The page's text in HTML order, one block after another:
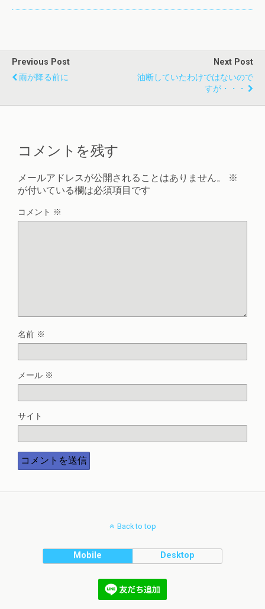
Previous Post
雨が降る前に
Next Post
油断していたわけではないので
すが・・・
コメントを残す
メールアドレスが公開されることはありません。
※
が付いている欄は必須項目です
コメント ※
名前 ※
メール ※
サイト
Back to top
Mobile Desktop